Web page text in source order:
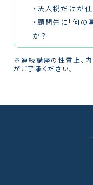
・法人税だけが
・顧問先に「何
か？
※連続講座の性質上、
がご了承ください。